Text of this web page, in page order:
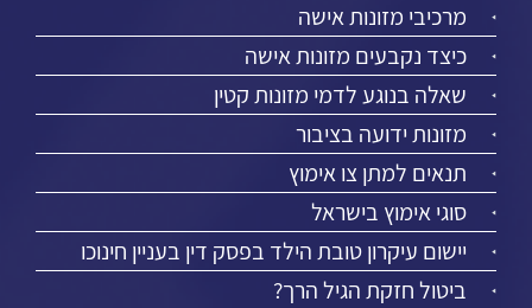
מרכיבי מזונות אישה
כיצד נקבעים מזונות אישה
שאלה בנוגע לדמי מזונות קטין
מזונות ידועה בציבור
תנאים למתן צו אימוץ
סוגי אימוץ בישראל
יישום עיקרון טובת הילד בפסק דין בעניין חינוכו
ביטול חזקת הגיל הרך?